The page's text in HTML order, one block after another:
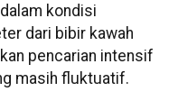
kondisi
dari bibir kawah
pencarian intensif
masih fluktuatif.